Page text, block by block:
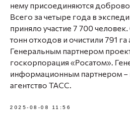
нему присоединяются
Всего за четыре года в
приняло участие 7 700
тонн отходов и очистили 791
Генеральным партнером
госкорпорация «Росатом».
информационным партнером
агентство ТАСС.
2025-08-08 11:56